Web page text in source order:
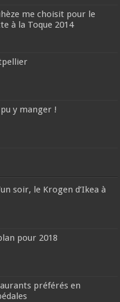
me choisit pour le
à la Toque 2014
y manger !
soir, le Krogen d’Ikea à
pour 2018
préférés en